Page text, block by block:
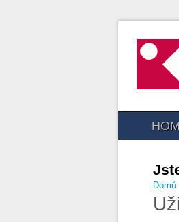
Domů